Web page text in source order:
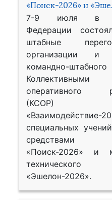
«Поиск-2026» и
7-9 июля в
Федерации
штабные
организации и
командно-
оперативного
(КСОР)
«Взаимодействие-
специальных
средствами
«Поиск-2026» и
технического
«Эшелон-2026».